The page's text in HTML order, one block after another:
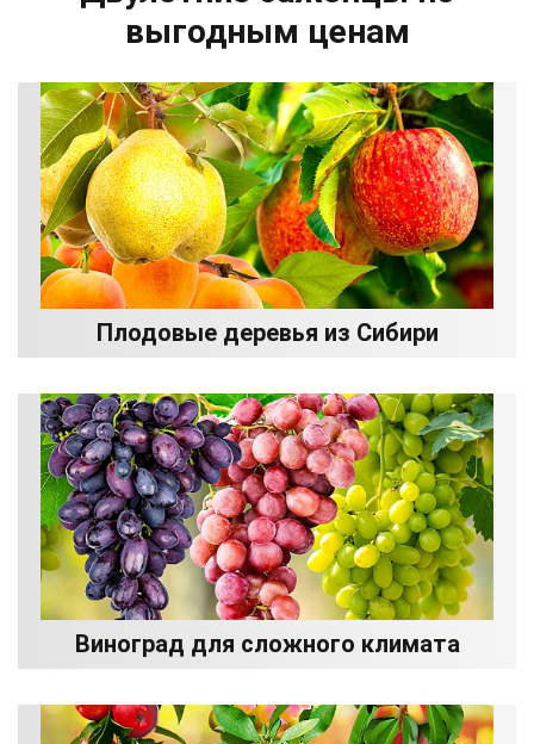
выгодным ценам
Плодовые деревья из Сибири
Виноград для сложного климата